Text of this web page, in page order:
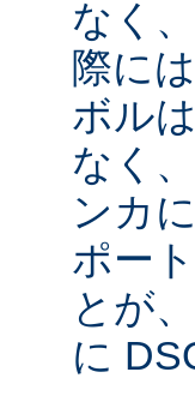
なく
際に
ボル
なく
ンカ
ポー
とが
に